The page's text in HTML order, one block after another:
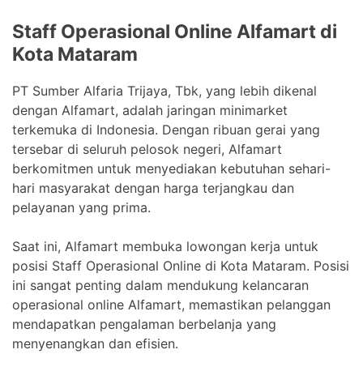
Staff Operasional Online Alfamart di
Kota Mataram
PT Sumber Alfaria Trijaya, Tbk, yang lebih dikenal
dengan Alfamart, adalah jaringan minimarket
terkemuka di Indonesia. Dengan ribuan gerai yang
tersebar di seluruh pelosok negeri, Alfamart
berkomitmen untuk menyediakan kebutuhan sehari-
hari masyarakat dengan harga terjangkau dan
pelayanan yang prima.
Saat ini, Alfamart membuka lowongan kerja untuk
posisi Staff Operasional Online di Kota Mataram. Posisi
ini sangat penting dalam mendukung kelancaran
operasional online Alfamart, memastikan pelanggan
mendapatkan pengalaman berbelanja yang
menyenangkan dan efisien.